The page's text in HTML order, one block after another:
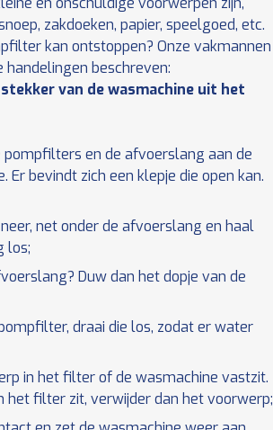
zakdoeken, papier, speelgoed, etc.
kan ontstoppen? Onze vakmannen
handelingen beschreven:
van de wasmachine uit het
en de afvoerslang aan de
Er bevindt zich een klepje die open kan.
net onder de afvoerslang en haal
los;
Duw dan het dopje van de
draai die los, zodat er water
in het filter of de wasmachine vastzit.
het filter zit, verwijder dan het voorwerp;